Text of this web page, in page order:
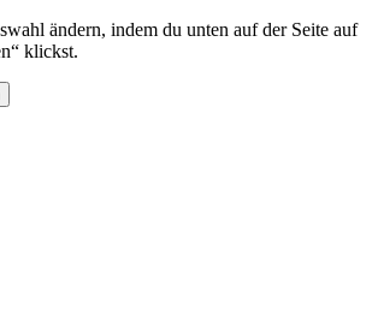
ändern, indem du unten auf der Seite auf
klickst.